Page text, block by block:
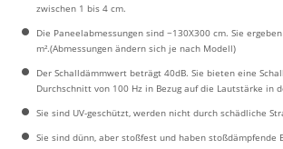
zwischen 1 bis 4 cm.
Die Paneelabmessungen sind ~130X300 cm. Sie
m².(Abmessungen ändern sich je nach Modell)
Der Schalldämmwert beträgt 40dB. Sie bieten eine
Durchschnitt von 100 Hz in Bezug auf die Lautstärke in
Sie sind UV-geschützt, werden nicht durch schädliche
Sie sind dünn, aber stoßfest und haben stoßdämpfende